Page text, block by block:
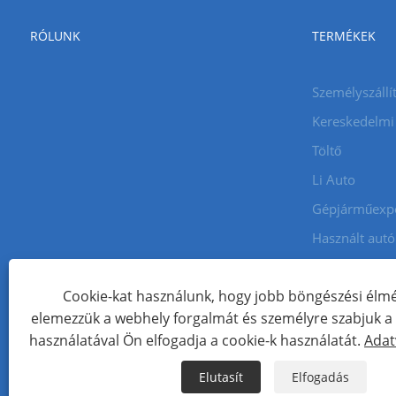
RÓLUNK TERMÉKEK
Töltő
Li Auto
Használt
Copyright © 2024 Xiamen Aecoauto Technology Co., Ltd.
WEBOLDAL TECHNIKAI TÁMOGATÁS:
TIANYU HÁLÓZAT Jack
XML Adatvédelmi szabályzat
Cookie-kat használunk, hogy jobb böngészési
elemezzük a webhely forgalmát és személyre szabjuk
használatával Ön elfogadja a cookie-k használatát.
Elutasít Elfogadás